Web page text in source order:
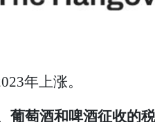
年上涨。
葡萄酒和啤酒征收的